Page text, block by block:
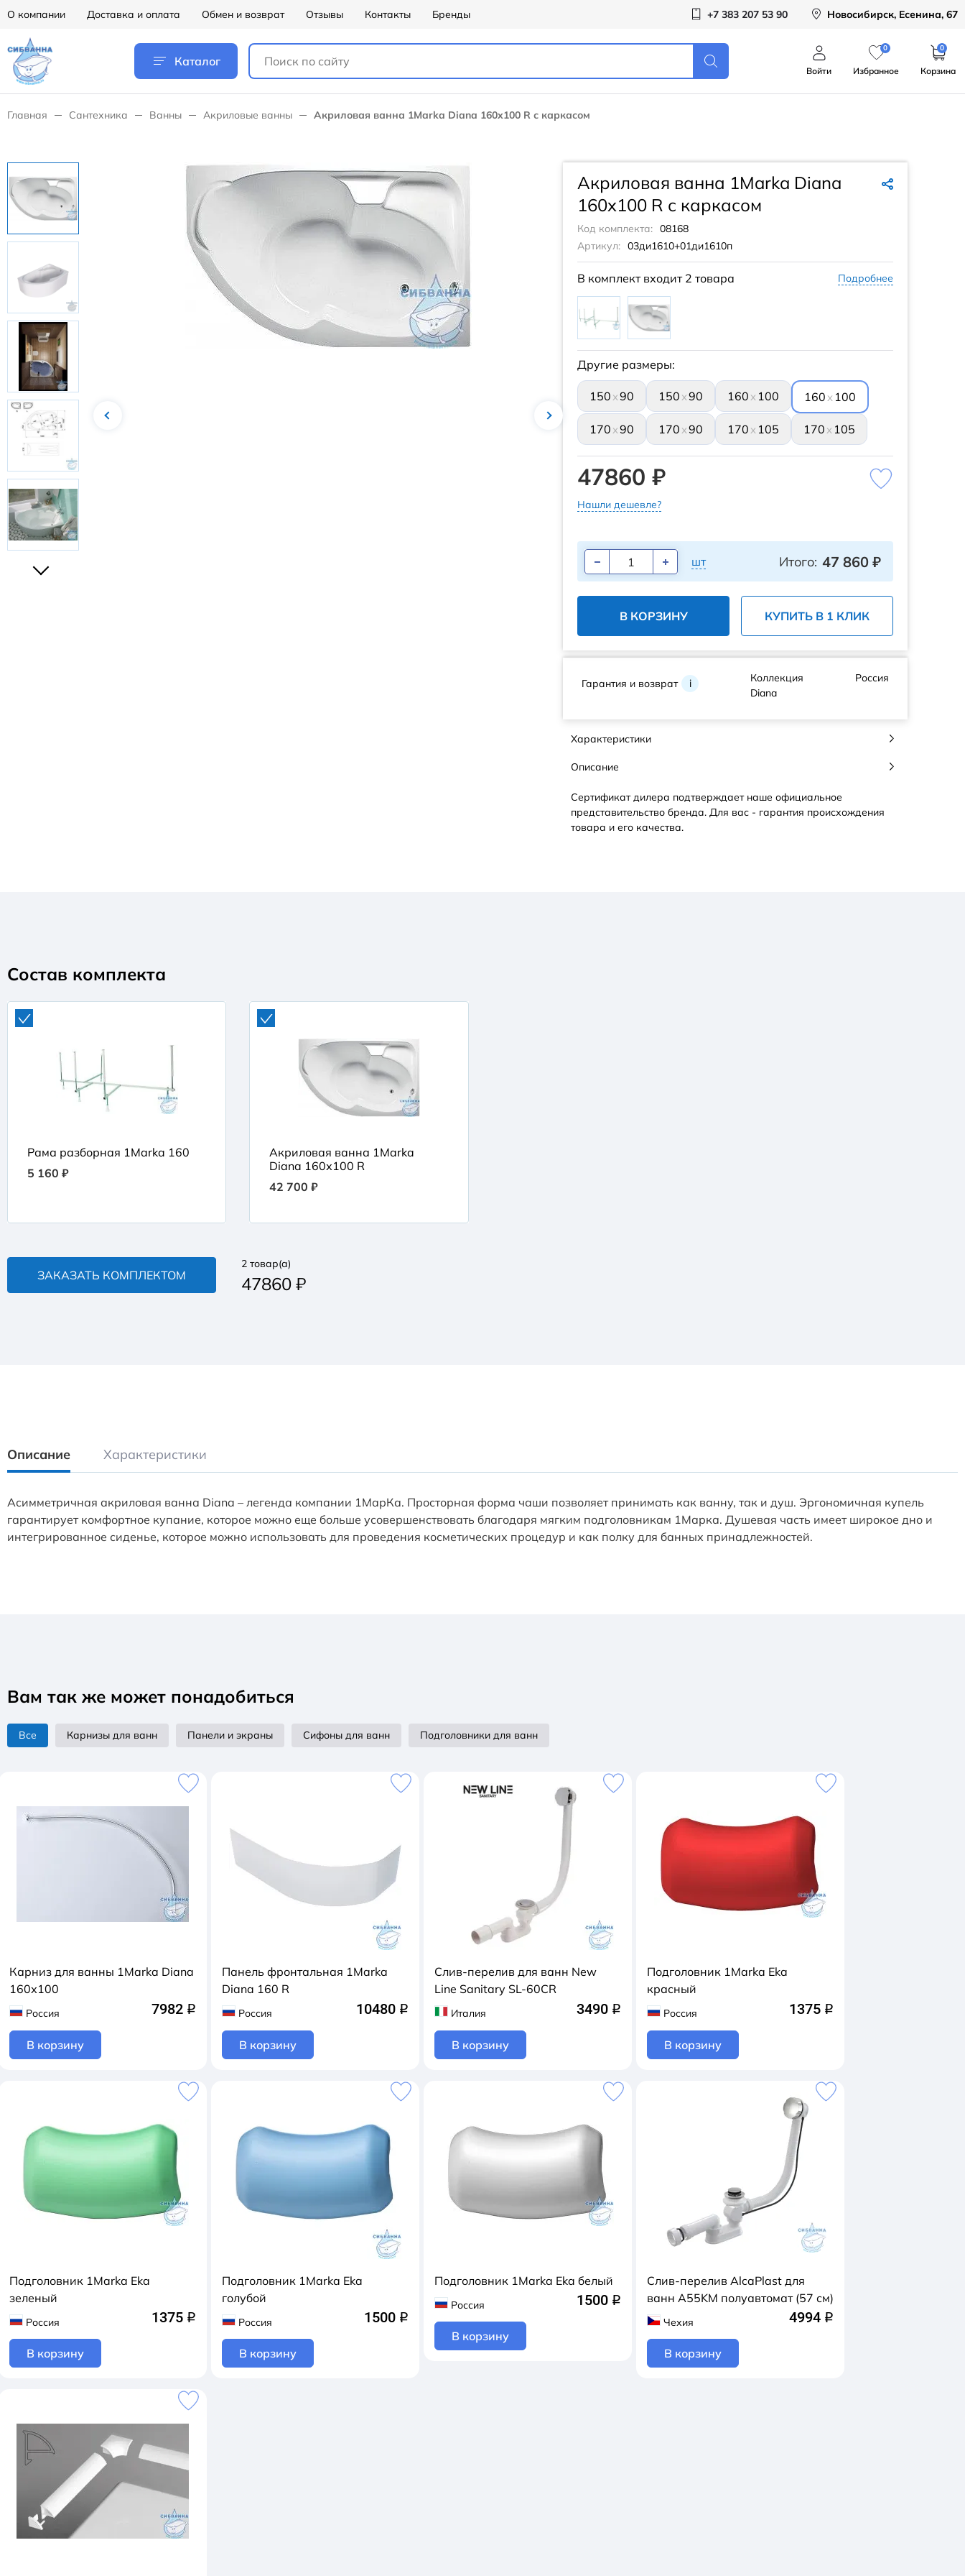
О компании Доставка и оплата Обмен и возврат Отзывы Контакты Бренды +7 383 207 53 90 Новосибирск, Есенина, 67
Каталог
Войти
0
Избранное
0
Корзина
Главная Сантехника Ванны Акриловые ванны Акриловая ванна 1Marka Diana 160x100 R с каркасом
Акриловая ванна 1Marka Diana
160x100 R с каркасом
Код комплекта: 08168
Артикул: 03ди1610+01ди1610п
В комплект входит 2 товара Подробнее
Другие размеры:
150 x90 150 x90 160 x 100 160 x 100
170 x90 170 x90 170 x 105 170 x 105
47860 ₽
Нашли дешевле?
шт Итого: 47 860 ₽
В КОРЗИНУ КУПИТЬ В 1 КЛИК
Гарантия и возврат i
Коллекция
Diana
Россия
Характеристики
Описание
Сертификат дилера подтверждает наше официальное
представительство бренда. Для вас - гарантия происхождения
товара и его качества.
Состав комплекта
Рама разборная 1Marka 160
5 160 ₽
Акриловая ванна 1Marka
Diana 160х100 R
42 700 ₽
ЗАКАЗАТЬ КОМПЛЕКТОМ
2 товар(а)
47860 ₽
Описание Характеристики
Асимметричная акриловая ванна Diana – легенда компании 1МарКа. Просторная форма чаши позволяет принимать как ванну, так и душ. Эргономичная купель
гарантирует комфортное купание, которое можно еще больше усовершенствовать благодаря мягким подголовникам 1Марка. Душевая часть имеет широкое дно и
интегрированное сиденье, которое можно использовать для проведения косметических процедур и как полку для банных принадлежностей.
Вам так же может понадобиться
Все Карнизы для ванн Панели и экраны Сифоны для ванн Подголовники для ванн
Карниз для ванны 1Marka Diana
160х100
Россия 7982 q
В корзину
Панель фронтальная 1Marka
Diana 160 R
Россия 10480 q
В корзину
Слив-перелив для ванн New
Line Sanitary SL-60CR
Италия 3490 q
В корзину
Подголовник 1Marka Eka
красный
Россия 1375 q
В корзину
Подголовник 1Marka Eka
зеленый
Россия 1375 q
В корзину
Подголовник 1Marka Eka
голубой
Россия 1500 q
В корзину
Подголовник 1Marka Eka белый
Россия 1500 q
В корзину
Слив-перелив AlcaPlast для
ванн A55KM полуавтомат (57 см)
Чехия 4994 q
В корзину